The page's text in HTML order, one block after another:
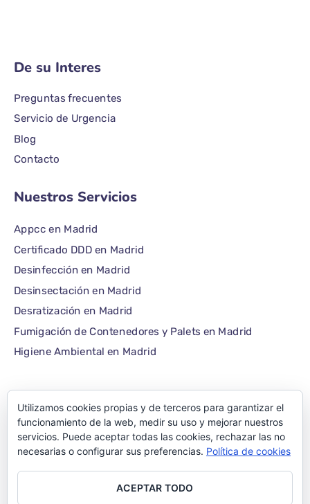
De su Interes
Preguntas frecuentes
Servicio de Urgencia
Blog
Contacto
Nuestros Servicios
Appcc en Madrid
Certificado DDD en Madrid
Desinfección en Madrid
Desinsectación en Madrid
Desratización en Madrid
Fumigación de Contenedores y Palets en Madrid
Higiene Ambiental en Madrid
©1986 – 2022 — E-plagas.com
Empresa de control de
plagas de Madrid –
Utilizamos cookies propias y de terceros para garantizar el
funcionamiento de la web, medir su uso y mejorar nuestros
servicios. Puede aceptar todas las cookies, rechazar las no
necesarias o configurar sus preferencias. Política de cookies
ACEPTAR TODO